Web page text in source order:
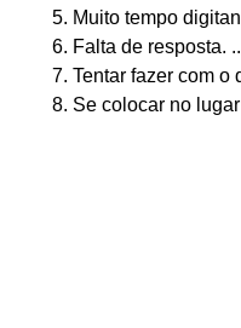
Muito tempo
Falta de resposta.
Tentar fazer com o
Se colocar no